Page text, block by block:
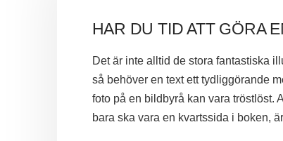
HAR DU TID ATT GÖRA
Det är inte alltid de stora fantastiska
så behöver en text ett tydliggörande
foto på en bildbyrå kan vara tröstlöst.
bara ska vara en kvartssida i boken,